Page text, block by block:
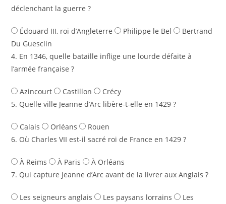
déclenchant la guerre ?
Édouard III, roi d’Angleterre Philippe le Bel
Bertrand
Du Guesclin
4. En 1346, quelle bataille inflige une lourde défaite à
l’armée française ?
Azincourt Castillon
Crécy
5. Quelle ville Jeanne d’Arc libère-t-elle en 1429 ?
Calais Orléans
Rouen
6. Où Charles VII est-il sacré roi de France en 1429 ?
À Reims À Paris
À Orléans
7. Qui capture Jeanne d’Arc avant de la livrer aux Anglais ?
Les seigneurs anglais Les paysans lorrains
Les